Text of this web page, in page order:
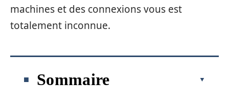
machines et des connexions vous est
totalement inconnue.
Sommaire